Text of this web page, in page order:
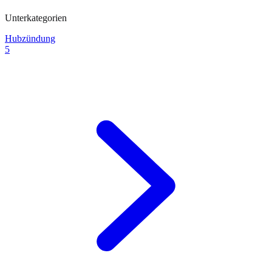
Unterkategorien
Hubzündung
5